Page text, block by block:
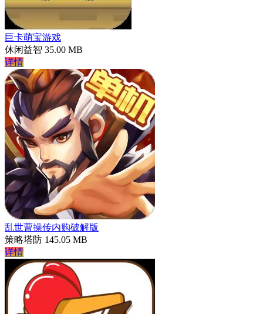
巨卡萌宝游戏
休闲益智 35.00 MB
详情
乱世曹操传内购破解版
策略塔防 145.05 MB
详情